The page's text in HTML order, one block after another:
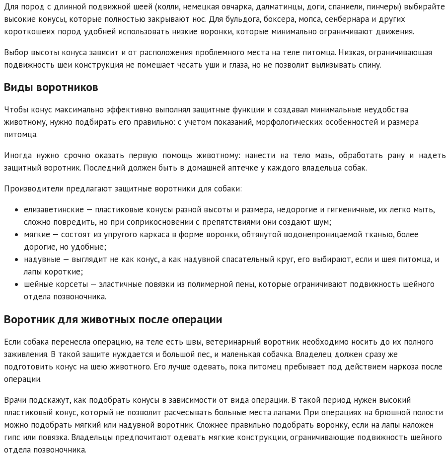
Для пород с длинной подвижной шеей (колли, немецкая овчарка, далматинцы, доги, спаниели, пинчеры) выбирайте
высокие конусы, которые полностью закрывают нос. Для бульдога, боксера, мопса, сенбернара и других
короткошеих пород удобней использовать низкие воронки, которые минимально ограничивают движения.
Выбор высоты конуса зависит и от расположения проблемного места на теле питомца. Низкая, ограничивающая
подвижность шеи конструкция не помешает чесать уши и глаза, но не позволит вылизывать спину.
Виды воротников
Чтобы конус максимально эффективно выполнял защитные функции и создавал минимальные неудобства
животному, нужно подбирать его правильно: с учетом показаний, морфологических особенностей и размера
питомца.
Иногда нужно срочно оказать первую помощь животному: нанести на тело мазь, обработать рану и надеть
защитный воротник. Последний должен быть в домашней аптечке у каждого владельца собак.
Производители предлагают защитные воротники для собаки:
елизаветинские — пластиковые конусы разной высоты и размера, недорогие и гигиеничные, их легко мыть,
сложно повредить, но при соприкосновении с препятствиями они создают шум;
мягкие — состоят из упругого каркаса в форме воронки, обтянутой водонепроницаемой тканью, более
дорогие, но удобные;
надувные — выглядит не как конус, а как надувной спасательный круг, его выбирают, если и шея питомца, и
лапы короткие;
шейные корсеты — эластичные повязки из полимерной пены, которые ограничивают подвижность шейного
отдела позвоночника.
Воротник для животных после операции
Если собака перенесла операцию, на теле есть швы, ветеринарный воротник необходимо носить до их полного
заживления. В такой защите нуждается и большой пес, и маленькая собачка. Владелец должен сразу же
подготовить конус на шею животного. Его лучше одевать, пока питомец пребывает под действием наркоза после
операции.
Врачи подскажут, как подобрать конусы в зависимости от вида операции. В такой период нужен высокий
пластиковый конус, который не позволит расчесывать больные места лапами. При операциях на брюшной полости
можно подобрать мягкий или надувной воротник. Сложнее правильно подобрать воронку, если на лапы наложен
гипс или повязка. Владельцы предпочитают одевать мягкие конструкции, ограничивающие подвижность шейного
отдела позвоночника.